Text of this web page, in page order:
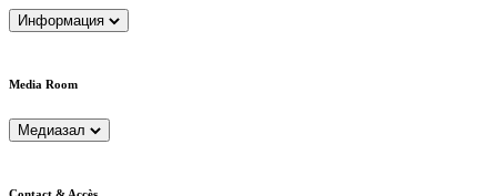
Информация
Media Room
Медиазал